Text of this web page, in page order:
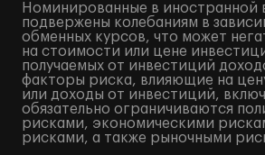
Номинированные в иностранной
подвержены колебаниям в
обменных курсов, что может
на стоимости или цене
получаемых от инвестиций
факторы риска, влияющие на
или доходы от инвестиций,
обязательно ограничиваются
рисками, экономическими
рисками, а также рыночными